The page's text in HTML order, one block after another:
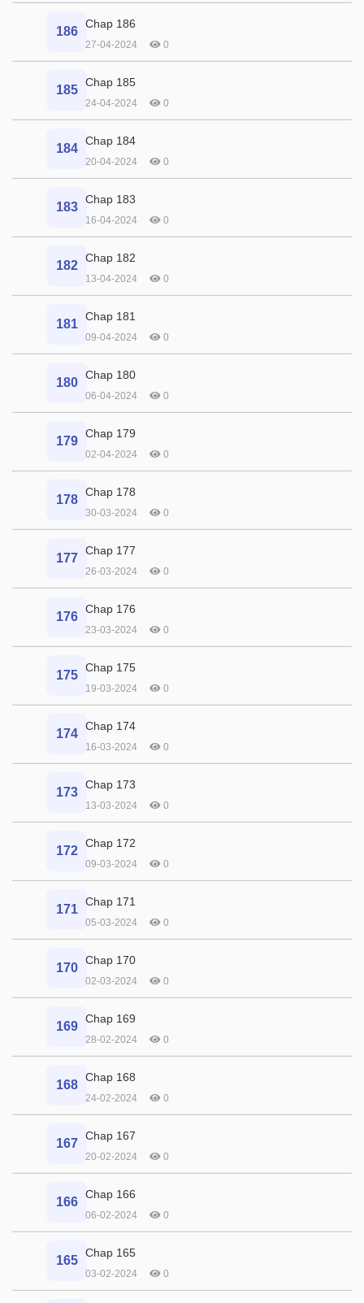
186
Chap 186
27-04-2024 0
185
Chap 185
24-04-2024 0
184
Chap 184
20-04-2024 0
183
Chap 183
16-04-2024 0
182
Chap 182
13-04-2024 0
181
Chap 181
09-04-2024 0
180
Chap 180
06-04-2024 0
179
Chap 179
02-04-2024 0
178
Chap 178
30-03-2024 0
177
Chap 177
26-03-2024 0
176
Chap 176
23-03-2024 0
175
Chap 175
19-03-2024 0
174
Chap 174
16-03-2024 0
173
Chap 173
13-03-2024 0
172
Chap 172
09-03-2024 0
171
Chap 171
05-03-2024 0
170
Chap 170
02-03-2024 0
169
Chap 169
28-02-2024 0
168
Chap 168
24-02-2024 0
167
Chap 167
20-02-2024 0
166
Chap 166
06-02-2024 0
165
Chap 165
03-02-2024 0